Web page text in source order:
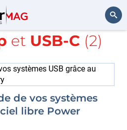
Rechercher
la balise
et USB-C (2)
de vos systèmes
libre Power